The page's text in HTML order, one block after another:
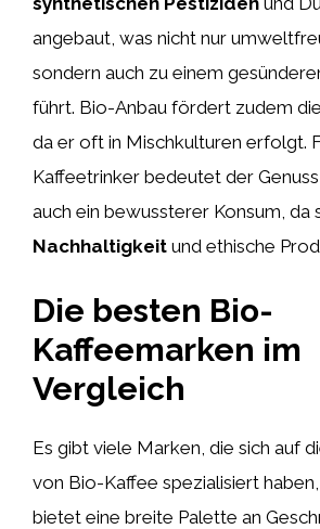
angebaut, was nicht nur
sondern auch zu einem
führt. Bio-Anbau fördert zudem
da er oft in Mischkulturen erfolgt.
Kaffeetrinker bedeutet der
auch ein bewussterer Konsum, da
Nachhaltigkeit und ethische
Die besten Bio-
Kaffeemarken im
Vergleich
Es gibt viele Marken, die sich auf
von Bio-Kaffee spezialisiert
bietet eine breite Palette an